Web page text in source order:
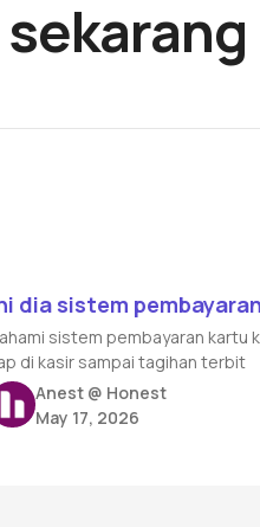
dia sistem
sistem pembayaran kartu
di kasir sampai tagihan terbit
Anest @ Honest
May 17, 2026